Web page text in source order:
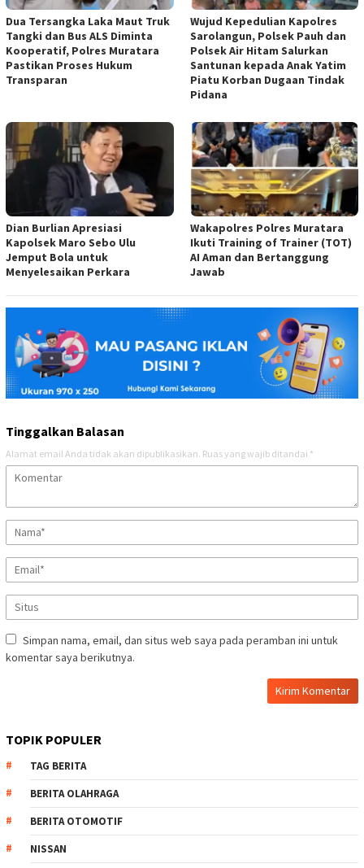
Dua Tersangka Laka Maut Truk
Tangki dan Bus ALS Diminta
Kooperatif, Polres Muratara
Pastikan Proses Hukum
Transparan
Wujud Kepedulian Kapolres
Sarolangun, Polsek Pauh dan
Polsek Air Hitam Salurkan
Santunan kepada Anak Yatim
Piatu Korban Dugaan Tindak
Pidana
Dian Burlian Apresiasi
Kapolsek Maro Sebo Ulu
Jemput Bola untuk
Menyelesaikan Perkara
Wakapolres Polres Muratara
Ikuti Training of Trainer (TOT)
AI Aman dan Bertanggung
Jawab
Tinggalkan Balasan
Alamat email Anda tidak akan dipublikasikan. Ruas yang wajib ditandai *
Simpan nama, email, dan situs web saya pada peramban ini untuk
komentar saya berikutnya.
TOPIK POPULER
TAG BERITA
BERITA OLAHRAGA
BERITA OTOMOTIF
NISSAN